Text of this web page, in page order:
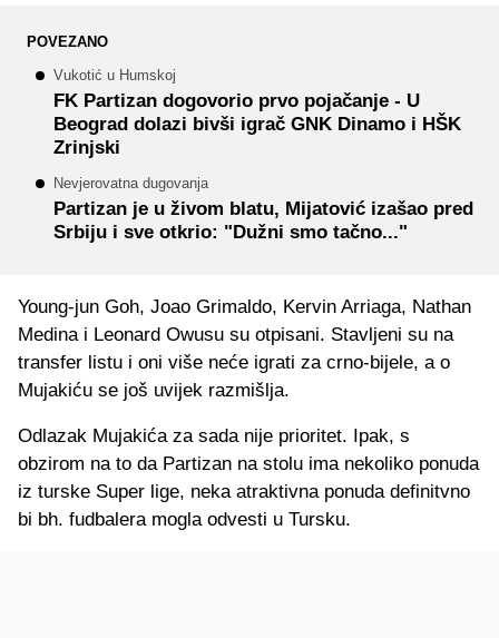
POVEZANO
Vukotić u Humskoj
FK Partizan dogovorio prvo pojačanje - U
Beograd dolazi bivši igrač GNK Dinamo i HŠK
Zrinjski
Nevjerovatna dugovanja
Partizan je u živom blatu, Mijatović izašao pred
Srbiju i sve otkrio: "Dužni smo tačno..."
Young-jun Goh, Joao Grimaldo, Kervin Arriaga, Nathan
Medina i Leonard Owusu su otpisani. Stavljeni su na
transfer listu i oni više neće igrati za crno-bijele, a o
Mujakiću se još uvijek razmišlja.
Odlazak Mujakića za sada nije prioritet. Ipak, s
obzirom na to da Partizan na stolu ima nekoliko ponuda
iz turske Super lige, neka atraktivna ponuda definitvno
bi bh. fudbalera mogla odvesti u Tursku.